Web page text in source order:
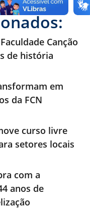
Canção
de história
em
da FCN
curso livre
setores locais
com a
anos de